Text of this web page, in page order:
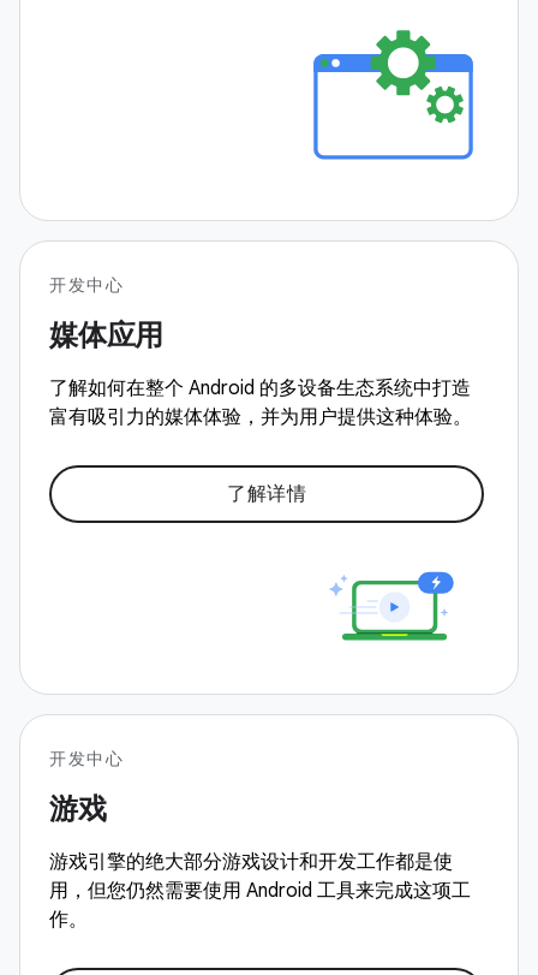
开发中心
媒体应用
了解如何在整个 Android 的多设备生态系统中打造
富有吸引力的媒体体验，并为用户提供这种体验。
了解详情
开发中心
游戏
游戏引擎的绝大部分游戏设计和开发工作都是使
用，但您仍然需要使用 Android 工具来完成这项工
作。